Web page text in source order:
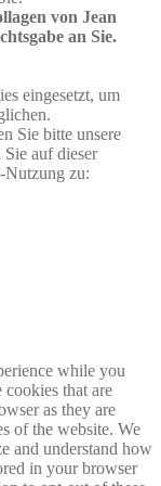
von Jean
an Sie.
eingesetzt, um
Sie bitte unsere
Sie auf dieser
Nutzung zu:
while you
that are
as they are
of the website. We
and understand how
in your browser